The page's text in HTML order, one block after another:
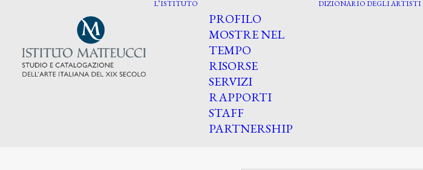
L’ISTITUTO
PROFILO
MOSTRE NEL
TEMPO
RISORSE
SERVIZI
RAPPORTI
STAFF
PARTNERSHIP
DIZIONARIO DEGLI ARTISTI